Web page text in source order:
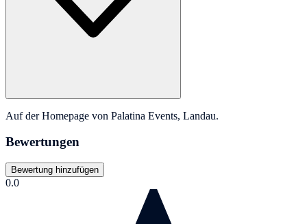
Auf der Homepage von Palatina Events, Landau.
Bewertungen
Bewertung hinzufügen
0.0